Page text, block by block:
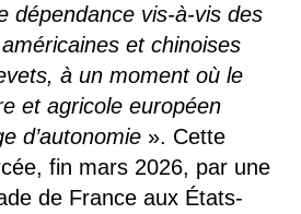
dépendance vis-à-vis des
et chinoises
à un moment où le
et agricole européen
d’autonomie». Cette
fin mars 2026, par une
de France aux États-